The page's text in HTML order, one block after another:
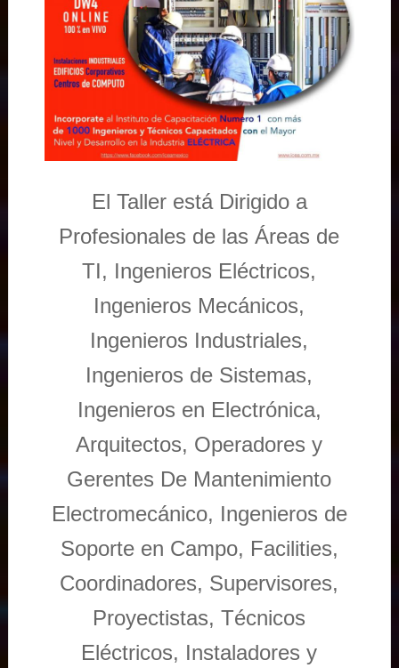
El Taller está Dirigido a
Profesionales de las Áreas de
TI, Ingenieros Eléctricos,
Ingenieros Mecánicos,
Ingenieros Industriales,
Ingenieros de Sistemas,
Ingenieros en Electrónica,
Arquitectos, Operadores y
Gerentes De Mantenimiento
Electromecánico, Ingenieros de
Soporte en Campo, Facilities,
Coordinadores, Supervisores,
Proyectistas, Técnicos
Eléctricos, Instaladores y